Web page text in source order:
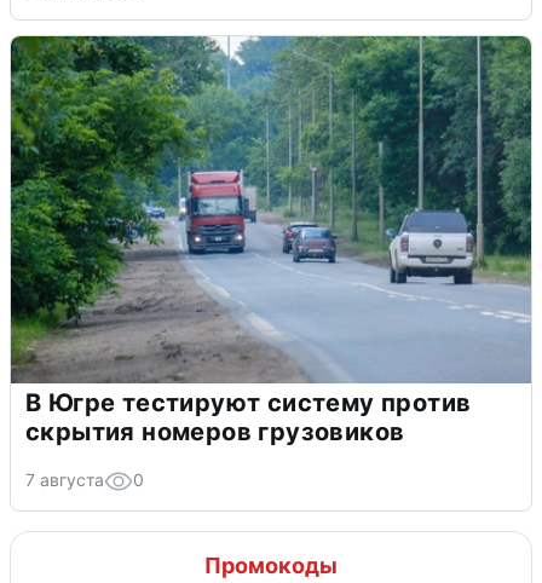
В Югре тестируют систему против
скрытия номеров грузовиков
7 августа 0
Промокоды